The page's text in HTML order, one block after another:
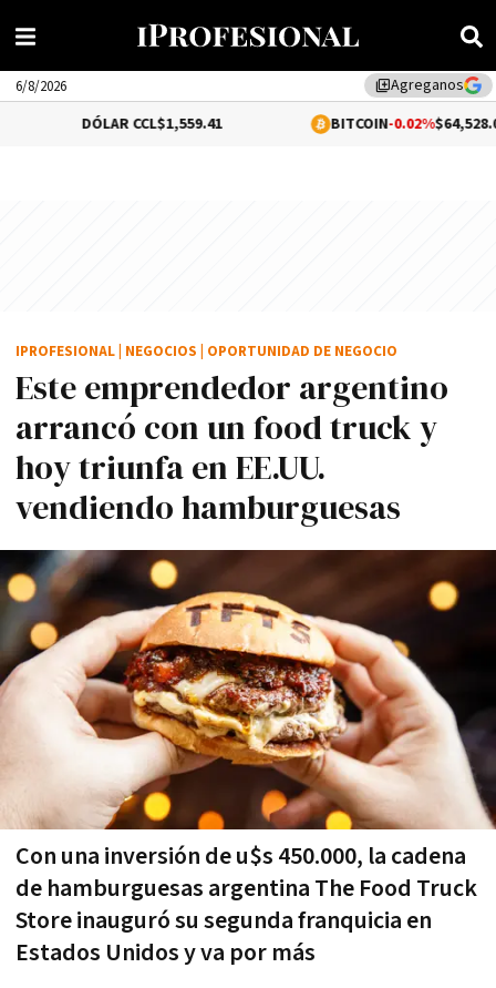
library_addAgreganos
6/8/2026
$1,559.41 -0.02%$64,528.01
Este emprendedor argentino
arrancó con un food truck y
hoy triunfa en EE.UU.
vendiendo hamburguesas
Con una inversión de u$s 450.000, la cadena
de hamburguesas argentina The Food Truck
Store inauguró su segunda franquicia en
Estados Unidos y va por más
IPROFESIONAL NEGOCIOS OPORTUNIDAD DE NEGOCIO